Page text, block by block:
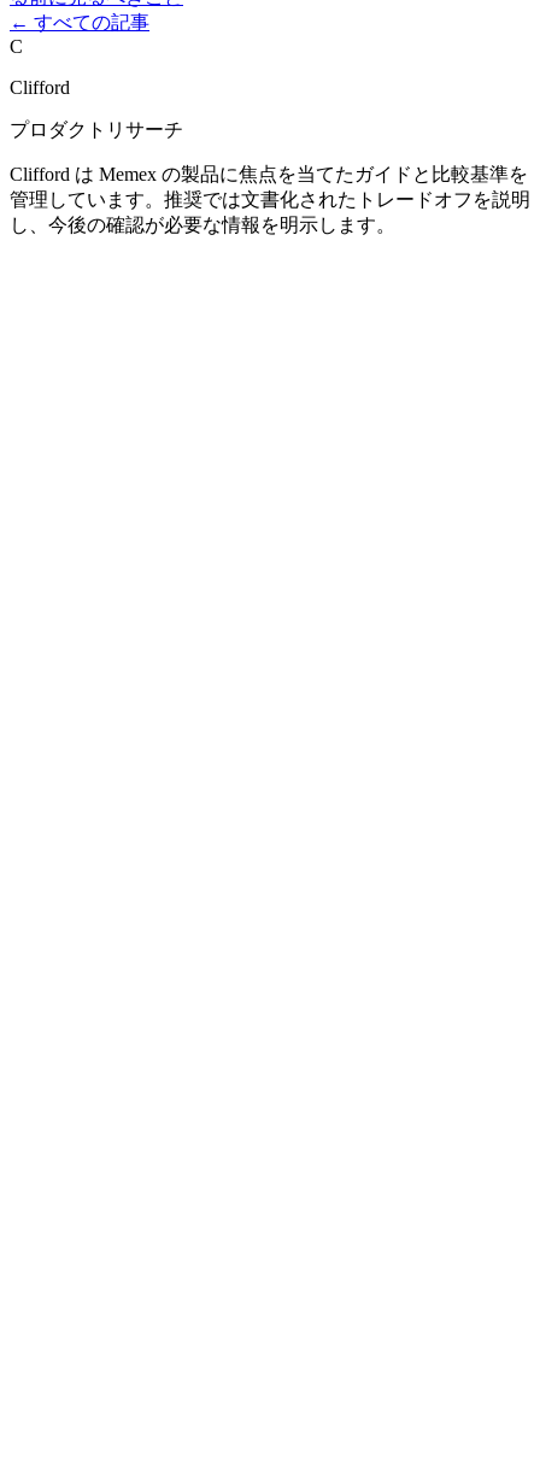
← すべての記事
C
Clifford
プロダクトリサーチ
Clifford は Memex の製品に焦点を当てたガイドと比較基準を
管理しています。推奨では文書化されたトレードオフを説明
し、今後の確認が必要な情報を明示します。